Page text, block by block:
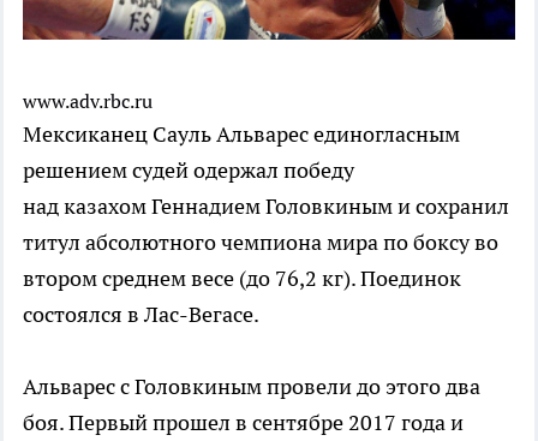
www.adv.rbc.ru
Мексиканец Сауль Альварес единогласным
решением судей одержал победу
над казахом Геннадием Головкиным и сохранил
титул абсолютного чемпиона мира по боксу во
втором среднем весе (до 76,2 кг). Поединок
состоялся в Лас-Вегасе.
Альварес с Головкиным провели до этого два
боя. Первый прошел в сентябре 2017 года и